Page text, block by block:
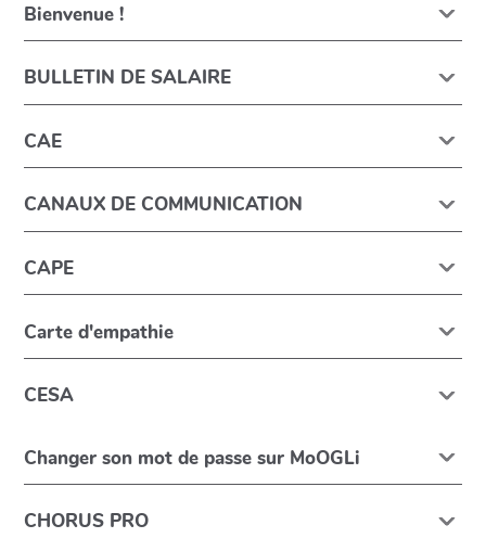
Bienvenue !
BULLETIN DE SALAIRE
CAE
CANAUX DE COMMUNICATION
CAPE
Carte d'empathie
CESA
Changer son mot de passe sur MoOGLi
CHORUS PRO